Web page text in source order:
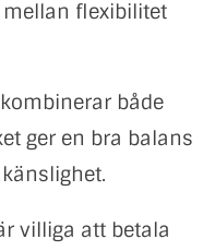
flexibilitet
både
ger en bra balans
villiga att betala